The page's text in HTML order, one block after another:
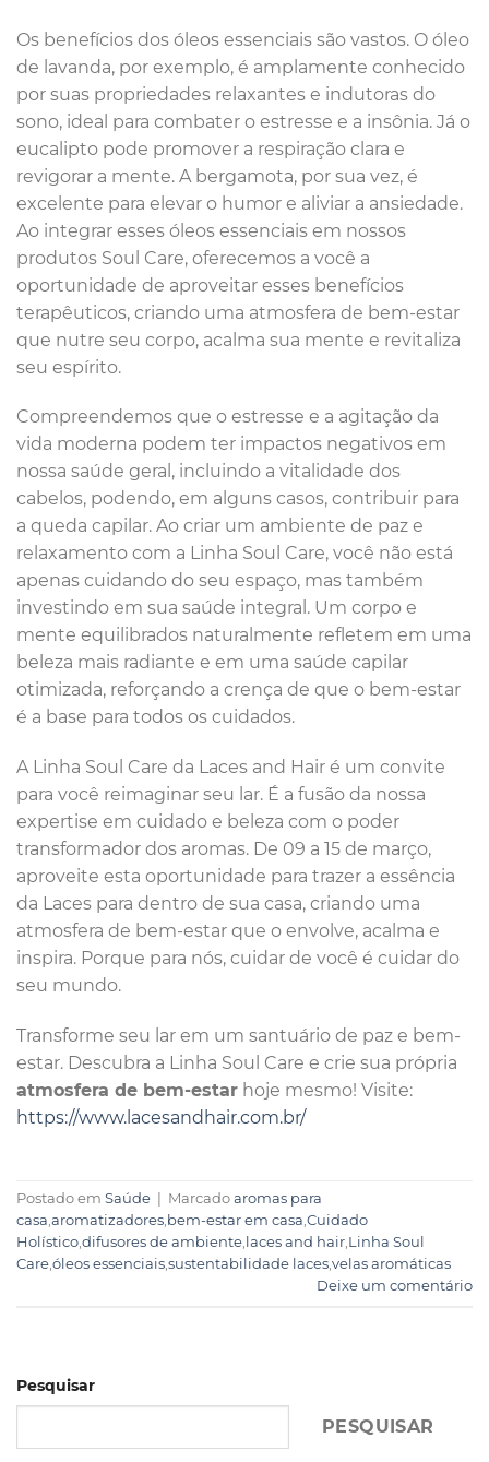
Pesquisar
PESQUISAR
Os benefícios dos óleos essenciais são vastos. O óleo
de lavanda, por exemplo, é amplamente conhecido
por suas propriedades relaxantes e indutoras do
sono, ideal para combater o estresse e a insônia. Já o
eucalipto pode promover a respiração clara e
revigorar a mente. A bergamota, por sua vez, é
excelente para elevar o humor e aliviar a ansiedade.
Ao integrar esses óleos essenciais em nossos
produtos Soul Care, oferecemos a você a
oportunidade de aproveitar esses benefícios
terapêuticos, criando uma atmosfera de bem-estar
que nutre seu corpo, acalma sua mente e revitaliza
seu espírito.
Compreendemos que o estresse e a agitação da
vida moderna podem ter impactos negativos em
nossa saúde geral, incluindo a vitalidade dos
cabelos, podendo, em alguns casos, contribuir para
a queda capilar. Ao criar um ambiente de paz e
relaxamento com a Linha Soul Care, você não está
apenas cuidando do seu espaço, mas também
investindo em sua saúde integral. Um corpo e
mente equilibrados naturalmente refletem em uma
beleza mais radiante e em uma saúde capilar
otimizada, reforçando a crença de que o bem-estar
é a base para todos os cuidados.
A Linha Soul Care da Laces and Hair é um convite
para você reimaginar seu lar. É a fusão da nossa
expertise em cuidado e beleza com o poder
transformador dos aromas. De 09 a 15 de março,
aproveite esta oportunidade para trazer a essência
da Laces para dentro de sua casa, criando uma
atmosfera de bem-estar que o envolve, acalma e
inspira. Porque para nós, cuidar de você é cuidar do
seu mundo.
Transforme seu lar em um santuário de paz e bem-
estar. Descubra a Linha Soul Care e crie sua própria
atmosfera de bem-estar hoje mesmo! Visite:
https://www.lacesandhair.com.br/
Postado em Saúde Marcado aromas para
casa,aromatizadores,bem-estar em casa,Cuidado
Holístico,difusores de ambiente, laces and hair,Linha Soul
Care,óleos essenciais,sustentabilidade laces,velas aromáticas
Deixe um comentário